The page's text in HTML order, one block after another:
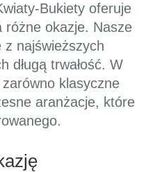
Bukiety oferuje
różne okazje. Nasze
z najświeższych
długą trwałość. W
klasyczne
aranżacje, które